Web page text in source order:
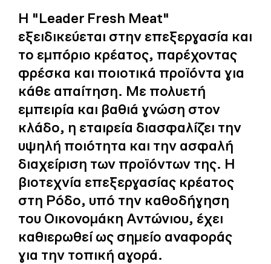
Η "Leader Fresh Meat"
εξειδικεύεται στην επεξεργασία και
το εμπόριο κρέατος, παρέχοντας
φρέσκα και ποιοτικά προϊόντα για
κάθε απαίτηση. Με πολυετή
εμπειρία και βαθιά γνώση στον
κλάδο, η εταιρεία διασφαλίζει την
υψηλή ποιότητα και την ασφαλή
διαχείριση των προϊόντων της. Η
βιοτεχνία επεξεργασίας κρέατος
στη Ρόδο, υπό την καθοδήγηση
του Οικονομάκη Αντώνιου, έχει
καθιερωθεί ως σημείο αναφοράς
για την τοπική αγορά.